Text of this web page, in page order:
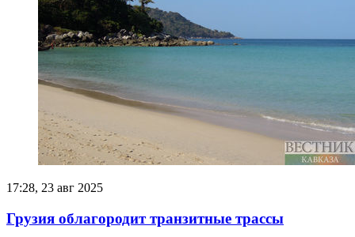
17:28, 23 авг 2025
Грузия облагородит транзитные трассы